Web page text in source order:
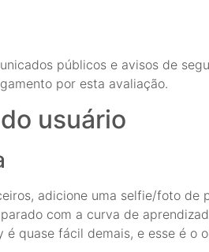
públicos e avisos de
por esta avaliação.
usuário
adicione uma selfie/foto
com a curva de
quase fácil demais, e esse é o